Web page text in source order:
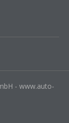
- www.auto-